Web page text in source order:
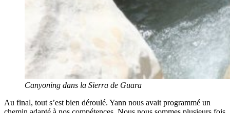
Canyoning dans la Sierra de Guara
Au final, tout s’est bien déroulé. Yann nous avait programmé un